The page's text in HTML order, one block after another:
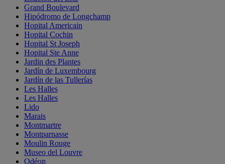
Grand Boulevard
Hipódromo de Longchamp
Hopital Americain
Hopital Cochin
Hopital St Joseph
Hopital Ste Anne
Jardin des Plantes
Jardín de Luxembourg
Jardín de las Tullerías
Les Halles
Les Halles
Lido
Marais
Montmartre
Montparnasse
Moulin Rouge
Museo del Louvre
Odéon